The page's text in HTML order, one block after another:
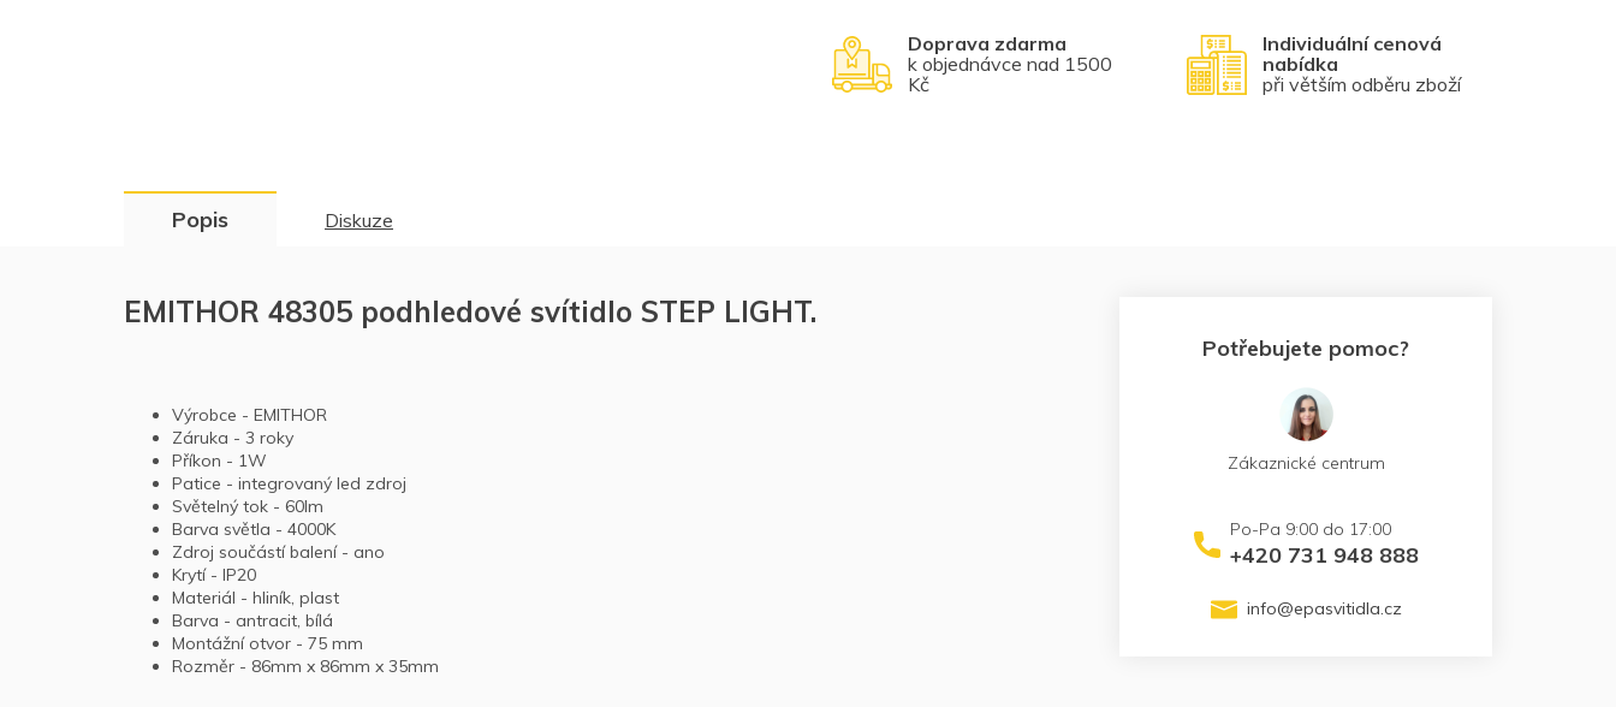
Doprava zdarma
k objednávce nad 1500
Kč
Individuální cenová
nabídka
při větším odběru zboží
Popis Diskuze
EMITHOR 48305 podhledové svítidlo STEP LIGHT.
Výrobce - EMITHOR
Záruka - 3 roky
Příkon - 1W
Patice - integrovaný led zdroj
Světelný tok - 60lm
Barva světla - 4000K
Zdroj součástí balení - ano
Krytí - IP20
Materiál - hliník, plast
Barva - antracit, bílá
Montážní otvor - 75 mm
Rozměr - 86mm x 86mm x 35mm
Potřebujete pomoc?
Zákaznické centrum
+420 731 948 888
info@epasvitidla.cz